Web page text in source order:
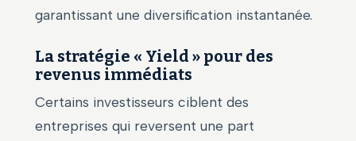
garantissant une diversification instantanée.
La stratégie « Yield » pour des
revenus immédiats
Certains investisseurs ciblent des
entreprises qui reversent une part